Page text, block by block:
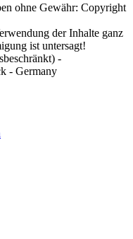
ohne Gewähr: Copyright
der Inhalte ganz
ist untersagt!
-
- Germany